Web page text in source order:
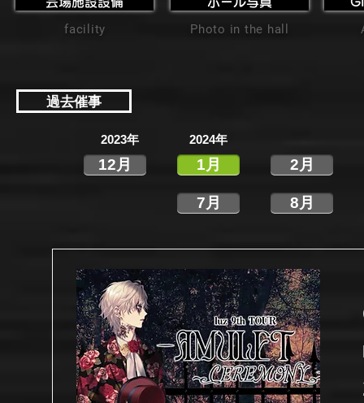
facility Photo in the hall
過去催事
2023年
12月
2024年
1月
7月
2月
8月